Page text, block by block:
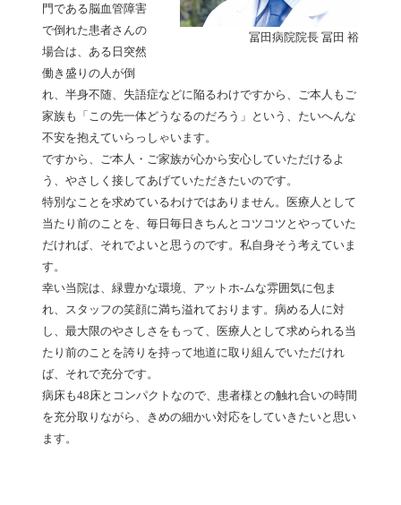
冨田病院院長 冨田 裕
門である脳血管障害
で倒れた患者さんの
場合は、ある日突然
働き盛りの人が倒
れ、半身不随、失語症などに陥るわけですから、ご本人もご
家族も「この先一体どうなるのだろう」という、たいへんな
不安を抱えていらっしゃいます。
ですから、ご本人・ご家族が心から安心していただけるよ
う、やさしく接してあげていただきたいのです。
特別なことを求めているわけではありません。医療人として
当たり前のことを、毎日毎日きちんとコツコツとやっていた
だければ、それでよいと思うのです。私自身そう考えていま
す。
幸い当院は、緑豊かな環境、アットホ-ムな雰囲気に包ま
れ、スタッフの笑顔に満ち溢れております。病める人に対
し、最大限のやさしさをもって、医療人として求められる当
たり前のことを誇りを持って地道に取り組んでいただけれ
ば、それで充分です。
病床も48床とコンパクトなので、患者様との触れ合いの時間
を充分取りながら、きめの細かい対応をしていきたいと思い
ます。